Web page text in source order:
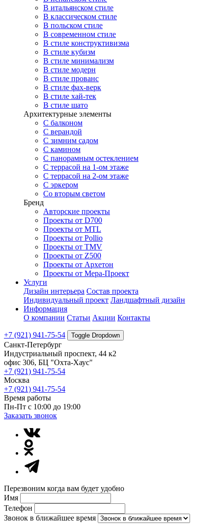
В итальянском стиле
В классическом стиле
В польском стиле
В современном стиле
В стиле конструктивизма
В стиле кубизм
В стиле минимализм
В стиле модерн
В стиле прованс
В стиле фах-верк
В стиле хай-тек
В стиле шато
Архитектурные элементы
С балконом
С верандой
С зимним садом
С камином
С панорамным остеклением
С террасой на 1-ом этаже
С террасой на 2-ом этаже
С эркером
Со вторым светом
Бренд
Авторские проекты
Проекты от D700
Проекты от MTL
Проекты от Pollio
Проекты от TMV
Проекты от Z500
Проекты от Архетон
Проекты от Мера-Проект
Услуги
Дизайн интерьера Состав проекта
Индивидуальный проект Ландшафтный дизайн
Информация
О компании Статьи Акции Контакты
+7 (921) 941-75-54 Toggle Dropdown
Санкт-Петербург
Индустриальный проспект, 44 к2
офис 306, БЦ "Охта-Хаус"
+7 (921) 941-75-54
Москва
+7 (921) 941-75-54
Время работы
Пн-Пт с 10:00 до 19:00
Заказать звонок
Перезвоним когда вам будет удобно
Имя
Телефон
Звонок в ближайшее время